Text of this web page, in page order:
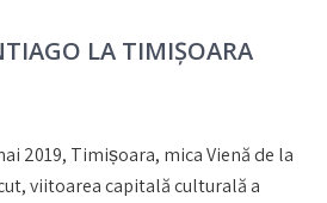
LA TIMIȘOARA
2019, Timișoara, mica Vienă de la
viitoarea capitală culturală a